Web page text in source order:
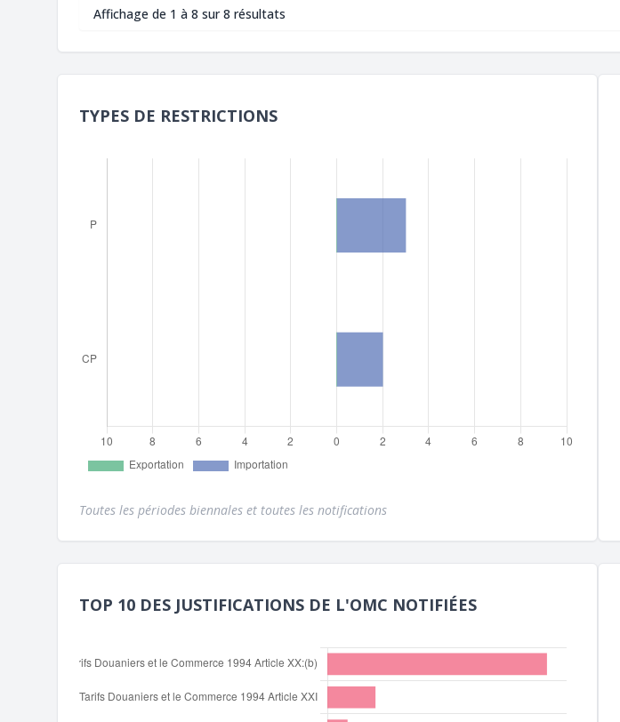
Affichage de 1 à 8 sur 8 résultats
TYPES DE RESTRICTIONS
Toutes les périodes biennales et toutes les notifications
TOP 10 DES JUSTIFICATIONS DE L'OMC NOTIFIÉES